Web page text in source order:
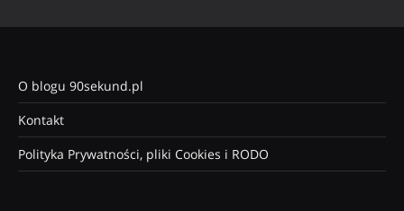
O blogu 90sekund.pl
Kontakt
Polityka Prywatności, pliki Cookies i RODO